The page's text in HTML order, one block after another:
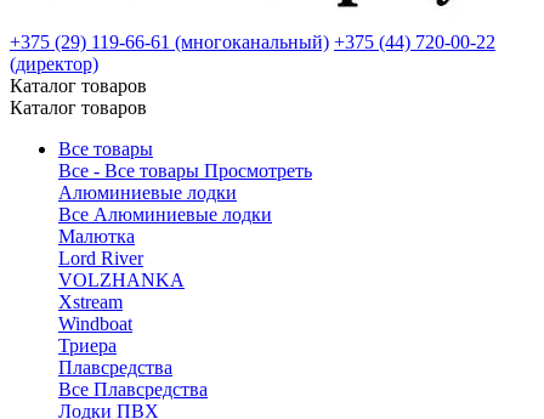
+375 (29) 119-66-61 (многоканальный) +375 (44) 720-00-22
(директор)
Каталог товаров
Каталог товаров
Все товары
Все - Все товары Просмотреть
Алюминиевые лодки
Все Алюминиевые лодки
Малютка
Lord River
VOLZHANKA
Xstream
Windboat
Триера
Плавсредства
Все Плавсредства
Лодки ПВХ